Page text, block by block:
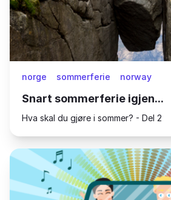
norge sommerferie norway
Snart sommerferie igjen...
Hva skal du gjøre i sommer? - Del 2